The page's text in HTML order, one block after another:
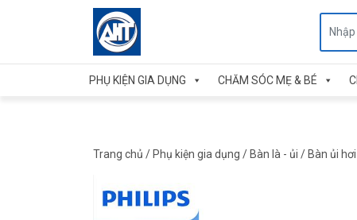
PHỤ KIỆN GIA DỤNG CHĂM SÓC MẸ & BÉ
Trang chủ / Phụ kiện gia dụng / Bàn là - ủi / Bàn ủi